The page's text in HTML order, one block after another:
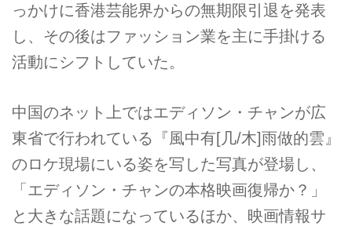
っかけに香港芸能界からの無期限引退を発表
し、その後はファッション業を主に手掛ける
活動にシフトしていた。
中国のネット上ではエディソン・チャンが広
東省で行われている『風中有[几/木]雨做的雲』
のロケ現場にいる姿を写した写真が登場し、
「エディソン・チャンの本格映画復帰か？」
と大きな話題になっているほか、映画情報サ